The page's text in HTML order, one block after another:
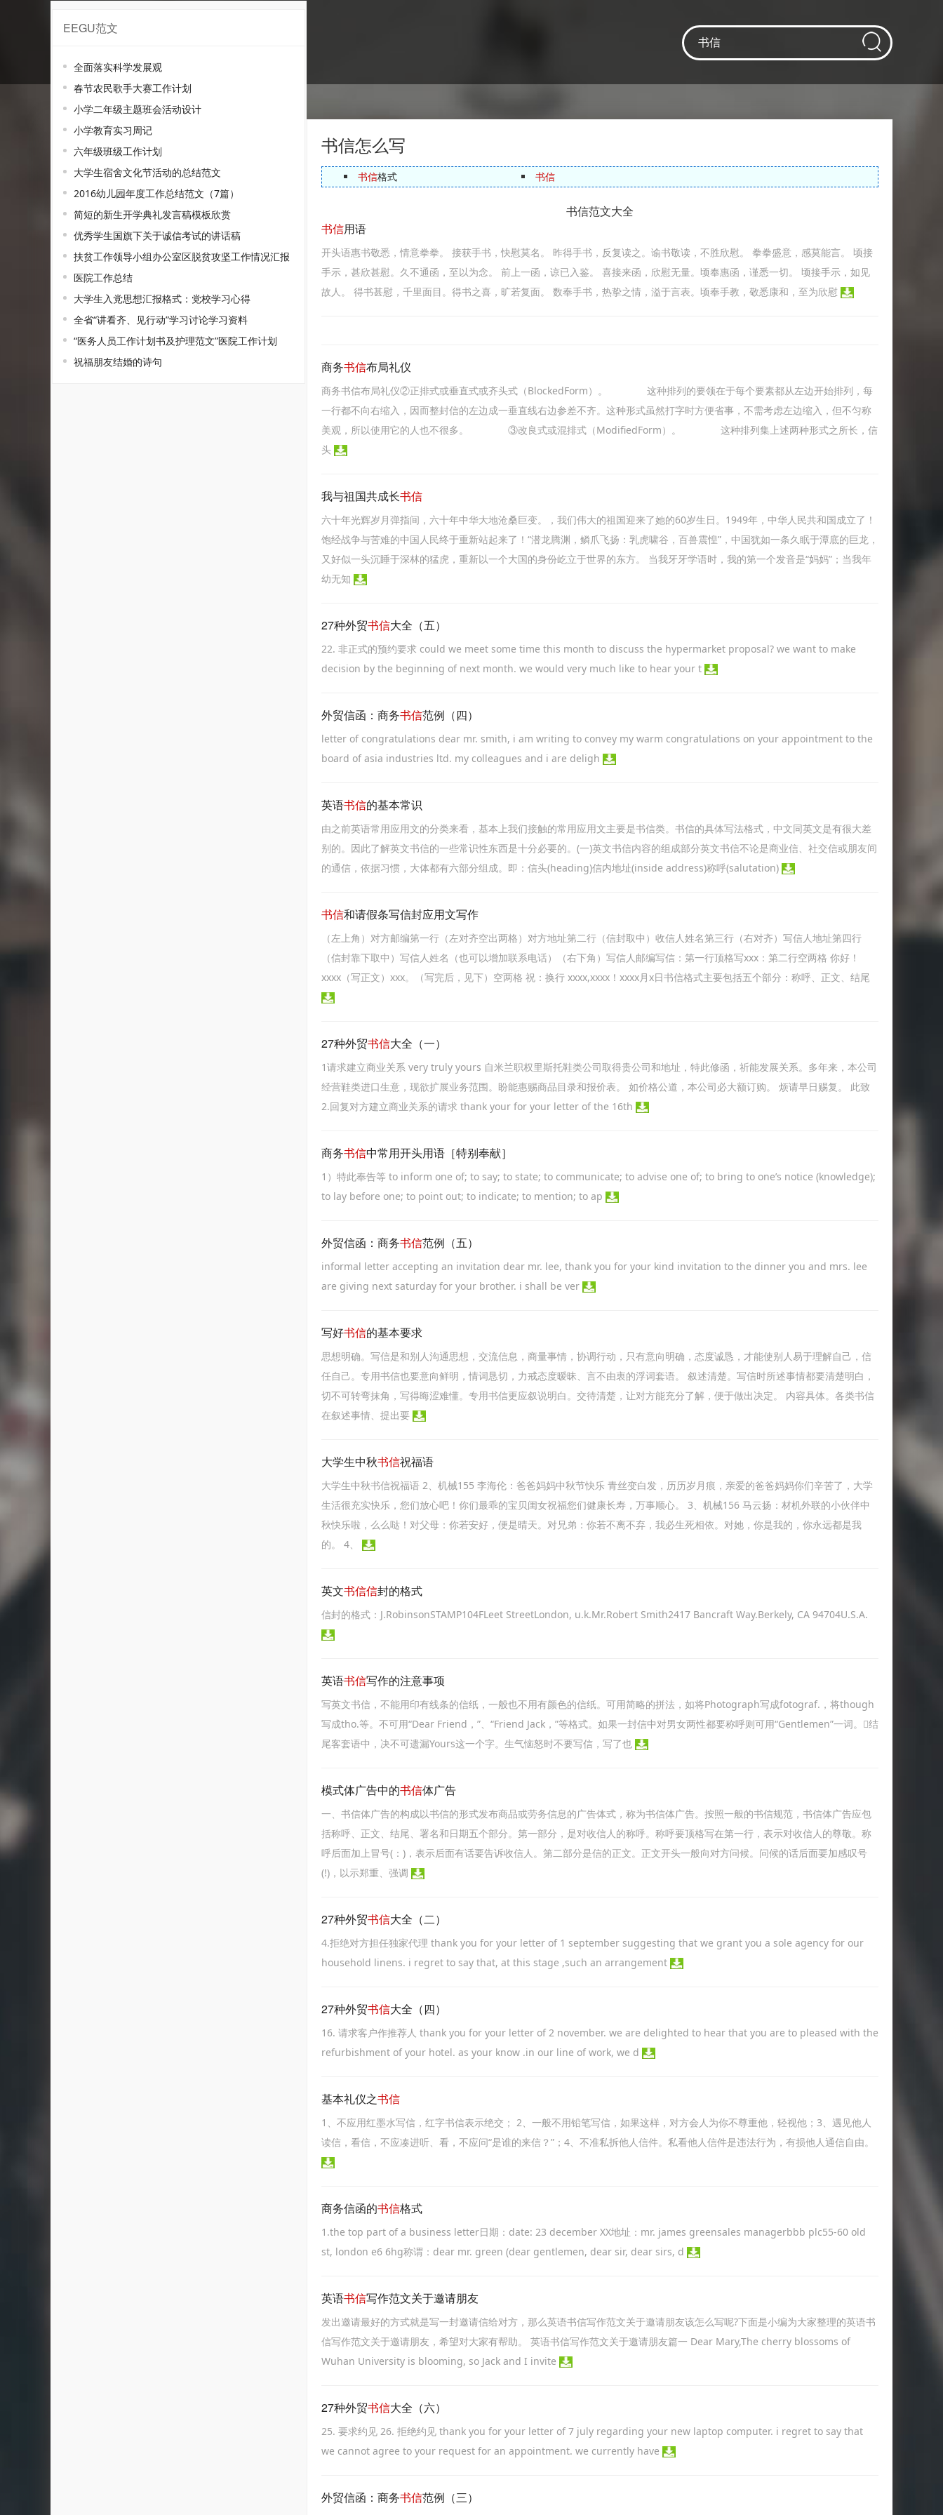
书信范文
EEGU范文
全面落实科学发展观
春节农民歌手大赛工作计划
小学二年级主题班会活动设计
小学教育实习周记
六年级班级工作计划
大学生宿舍文化节活动的总结范文
2016幼儿园年度工作总结范文（7篇）
简短的新生开学典礼发言稿模板欣赏
优秀学生国旗下关于诚信考试的讲话稿
扶贫工作领导小组办公室区脱贫攻坚工作情况汇报
医院工作总结
大学生入党思想汇报格式：党校学习心得
全省“讲看齐、见行动”学习讨论学习资料
“医务人员工作计划书及护理范文”医院工作计划
祝福朋友结婚的诗句
书信怎么写
书信格式 书信
书信范文大全
书信用语
开头语惠书敬悉，情意拳拳。 接获手书，快慰莫名。 昨得手书，反复读之。谕书敬读，不胜欣慰。 拳拳盛意，感莫能言。 顷接
手示，甚欣甚慰。久不通函，至以为念。 前上一函，谅已入鉴。 喜接来函，欣慰无量。顷奉惠函，谨悉一切。 顷接手示，如见
故人。 得书甚慰，千里面目。得书之喜，旷若复面。 数奉手书，热挚之情，溢于言表。顷奉手教，敬悉康和，至为欣慰
商务书信布局礼仪
商务书信布局礼仪②正排式或垂直式或齐头式（BlockedForm）。 这种排列的要领在于每个要素都从左边开始排列，每
一行都不向右缩入，因而整封信的左边成一垂直线右边参差不齐。这种形式虽然打字时方便省事，不需考虑左边缩入，但不匀称
美观，所以使用它的人也不很多。 ③改良式或混排式（ModifiedForm）。 这种排列集上述两种形式之所长，信
头
我与祖国共成长书信
六十年光辉岁月弹指间，六十年中华大地沧桑巨变。，我们伟大的祖国迎来了她的60岁生日。1949年，中华人民共和国成立了！
饱经战争与苦难的中国人民终于重新站起来了！“潜龙腾渊，鳞爪飞扬：乳虎啸谷，百兽震惶”，中国犹如一条久眠于潭底的巨龙，
又好似一头沉睡于深林的猛虎，重新以一个大国的身份屹立于世界的东方。 当我牙牙学语时，我的第一个发音是“妈妈”；当我年
幼无知
27种外贸书信大全（五）
22. 非正式的预约要求 could we meet some time this month to discuss the hypermarket proposal? we want to make
decision by the beginning of next month. we would very much like to hear your t
外贸信函：商务书信范例（四）
letter of congratulations dear mr. smith, i am writing to convey my warm congratulations on your appointment to the
board of asia industries ltd. my colleagues and i are deligh
英语书信的基本常识
由之前英语常用应用文的分类来看，基本上我们接触的常用应用文主要是书信类。书信的具体写法格式，中文同英文是有很大差
别的。因此了解英文书信的一些常识性东西是十分必要的。(一)英文书信内容的组成部分英文书信不论是商业信、社交信或朋友间
的通信，依据习惯，大体都有六部分组成。即：信头(heading)信内地址(inside address)称呼(salutation)
书信和请假条写信封应用文写作
（左上角）对方邮编第一行（左对齐空出两格）对方地址第二行（信封取中）收信人姓名第三行（右对齐）写信人地址第四行
（信封靠下取中）写信人姓名（也可以增加联系电话）（右下角）写信人邮编写信：第一行顶格写xxx：第二行空两格 你好！
xxxx（写正文）xxx。（写完后，见下）空两格 祝：换行 xxxx,xxxx！xxxx月x日书信格式主要包括五个部分：称呼、正文、结尾
27种外贸书信大全（一）
1请求建立商业关系 very truly yours 自米兰职权里斯托鞋类公司取得贵公司和地址，特此修函，祈能发展关系。多年来，本公司
经营鞋类进口生意，现欲扩展业务范围。盼能惠赐商品目录和报价表。 如价格公道，本公司必大额订购。 烦请早日赐复。 此致
2.回复对方建立商业关系的请求 thank your for your letter of the 16th
商务书信中常用开头用语［特别奉献］
1）特此奉告等 to inform one of; to say; to state; to communicate; to advise one of; to bring to one’s notice (knowledge);
to lay before one; to point out; to indicate; to mention; to ap
外贸信函：商务书信范例（五）
informal letter accepting an invitation dear mr. lee, thank you for your kind invitation to the dinner you and mrs. lee
are giving next saturday for your brother. i shall be ver
写好书信的基本要求
思想明确。写信是和别人沟通思想，交流信息，商量事情，协调行动，只有意向明确，态度诚恳，才能使别人易于理解自己，信
任自己。专用书信也要意向鲜明，情词恳切，力戒态度暧昧、言不由衷的浮词套语。 叙述清楚。写信时所述事情都要清楚明白，
切不可转弯抹角，写得晦涩难懂。专用书信更应叙说明白。交待清楚，让对方能充分了解，便于做出决定。 内容具体。各类书信
在叙述事情、提出要
大学生中秋书信祝福语
大学生中秋书信祝福语 2、机械155 李海伦：爸爸妈妈中秋节快乐 青丝变白发，历历岁月痕，亲爱的爸爸妈妈你们辛苦了，大学
生活很充实快乐，您们放心吧！你们最乖的宝贝闺女祝福您们健康长寿，万事顺心。 3、机械156 马云扬：材机外联的小伙伴中
秋快乐啦，么么哒！对父母：你若安好，便是晴天。对兄弟：你若不离不弃，我必生死相依。对她，你是我的，你永远都是我
的。 4、
英文书信信封的格式
信封的格式：J.RobinsonSTAMP104FLeet StreetLondon, u.k.Mr.Robert Smith2417 Bancraft Way.Berkely, CA 94704U.S.A.
英语书信写作的注意事项
写英文书信，不能用印有线条的信纸，一般也不用有颜色的信纸。可用简略的拼法，如将Photograph写成fotograf.，将though
写成tho.等。不可用“Dear Friend，”、“Friend Jack，”等格式。如果一封信中对男女两性都要称呼则可用“Gentlemen”一词。结
尾客套语中，决不可遗漏Yours这一个字。生气恼怒时不要写信，写了也
模式体广告中的书信体广告
一、书信体广告的构成以书信的形式发布商品或劳务信息的广告体式，称为书信体广告。按照一般的书信规范，书信体广告应包
括称呼、正文、结尾、署名和日期五个部分。第一部分，是对收信人的称呼。称呼要顶格写在第一行，表示对收信人的尊敬。称
呼后面加上冒号(：)，表示后面有话要告诉收信人。第二部分是信的正文。正文开头一般向对方问候。问候的话后面要加感叹号
(!)，以示郑重、强调
27种外贸书信大全（二）
4.拒绝对方担任独家代理 thank you for your letter of 1 september suggesting that we grant you a sole agency for our
household linens. i regret to say that, at this stage ,such an arrangement
27种外贸书信大全（四）
16. 请求客户作推荐人 thank you for your letter of 2 november. we are delighted to hear that you are to pleased with the
refurbishment of your hotel. as your know .in our line of work, we d
基本礼仪之书信
1、不应用红墨水写信，红字书信表示绝交； 2、一般不用铅笔写信，如果这样，对方会人为你不尊重他，轻视他；3、遇见他人
读信，看信，不应凑进听、看，不应问“是谁的来信？”；4、不准私拆他人信件。私看他人信件是违法行为，有损他人通信自由。
商务信函的书信格式
1.the top part of a business letter日期：date: 23 december XX地址：mr. james greensales managerbbb plc55-60 old
st, london e6 6hg称谓：dear mr. green (dear gentlemen, dear sir, dear sirs, d
英语书信写作范文关于邀请朋友
发出邀请最好的方式就是写一封邀请信给对方，那么英语书信写作范文关于邀请朋友该怎么写呢?下面是小编为大家整理的英语书
信写作范文关于邀请朋友，希望对大家有帮助。 英语书信写作范文关于邀请朋友篇一 Dear Mary,The cherry blossoms of
Wuhan University is blooming, so Jack and I invite
27种外贸书信大全（六）
25. 要求约见 26. 拒绝约见 thank you for your letter of 7 july regarding your new laptop computer. i regret to say that
we cannot agree to your request for an appointment. we currently have
外贸信函：商务书信范例（三）